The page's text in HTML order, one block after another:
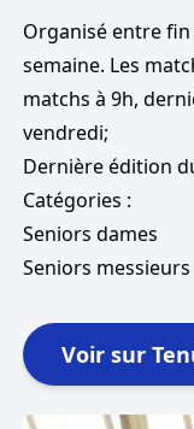
Organisé entre
semaine. Les
matchs à 9h,
vendredi;
Dernièreédition
Catégories :
Seniors dames
Seniors messieurs
Voir sur